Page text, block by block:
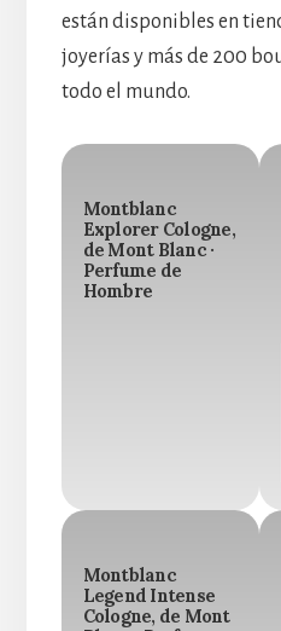
están disponibles en
joyerías y más de 200
todo el mundo.
Montblanc
Explorer Cologne,
de Mont Blanc ·
Perfume de
Hombre
Montblanc
Legend Intense
Cologne, de Mont